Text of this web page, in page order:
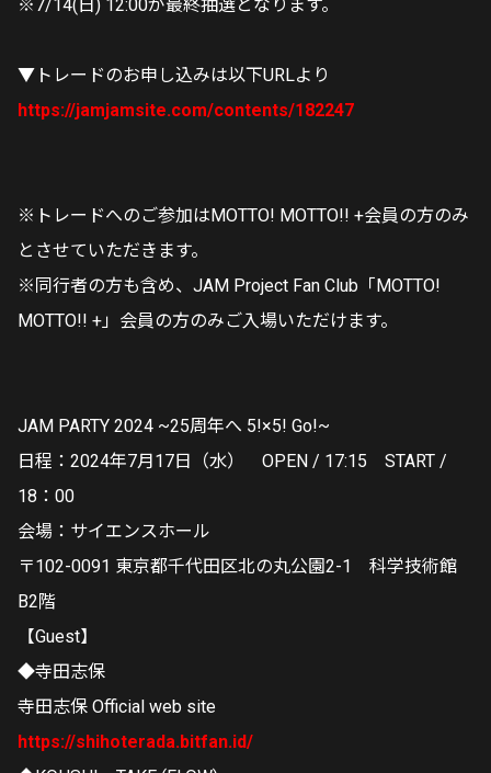
※7/14(日) 12:00が最終抽選となります。
▼トレードのお申し込みは以下URLより
https://jamjamsite.com/contents/182247
※トレードへのご参加はMOTTO! MOTTO!! +会員の方のみ
とさせていただきます。
※同行者の方も含め、JAM Project Fan Club「MOTTO!
MOTTO!! +」会員の方のみご入場いただけます。
JAM PARTY 2024 ~25周年へ 5!×5! Go!~
日程：2024年7月17日（水） OPEN / 17:15 START /
18：00
会場：サイエンスホール
〒102-0091 東京都千代田区北の丸公園2-1 科学技術館
B2階
【Guest】
◆寺田志保
寺田志保 Official web site
https://shihoterada.bitfan.id/